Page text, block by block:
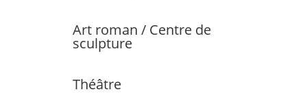
Art roman / Centre de
sculpture
Théâtre